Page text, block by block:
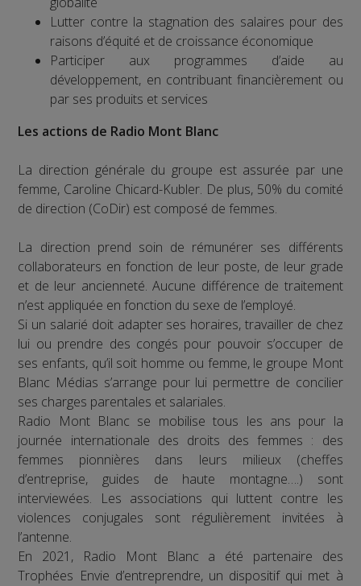
Lutter contre la stagnation des salaires pour des
raisons d’équité et de croissance économique
Participer aux programmes d’aide au
développement, en contribuant financièrement ou
par ses produits et services
Les actions de Radio Mont Blanc
La direction générale du groupe est assurée par une
femme, Caroline Chicard-Kubler. De plus, 50% du comité
de direction (CoDir) est composé de femmes.
La direction prend soin de rémunérer ses différents
collaborateurs en fonction de leur poste, de leur grade
et de leur ancienneté. Aucune différence de traitement
n’est appliquée en fonction du sexe de l’employé.
Si un salarié doit adapter ses horaires, travailler de chez
lui ou prendre des congés pour pouvoir s’occuper de
ses enfants, qu’il soit homme ou femme, le groupe Mont
Blanc Médias s’arrange pour lui permettre de concilier
ses charges parentales et salariales.
Radio Mont Blanc se mobilise tous les ans pour la
journée internationale des droits des femmes : des
femmes pionnières dans leurs milieux (cheffes
d’entreprise, guides de haute montagne….) sont
interviewées. Les associations qui luttent contre les
violences conjugales sont régulièrement invitées à
l’antenne.
En 2021, Radio Mont Blanc a été partenaire des
Trophées Envie d’entreprendre, un dispositif qui met à